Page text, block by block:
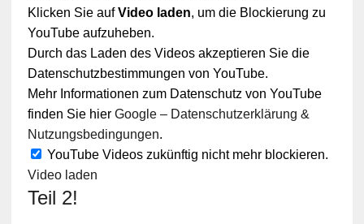
Klicken Sie aufVideo laden, um die Blockierung zu
YouTube aufzuheben.
Durch das Laden des Videos akzeptieren Sie die
Datenschutzbestimmungen von YouTube.
Mehr Informationen zum Datenschutz von YouTube
finden Sie hier Google – Datenschutzerklärung &
Nutzungsbedingungen.
YouTube Videos zukünftig nicht mehr blockieren.
Video laden
Teil 2!